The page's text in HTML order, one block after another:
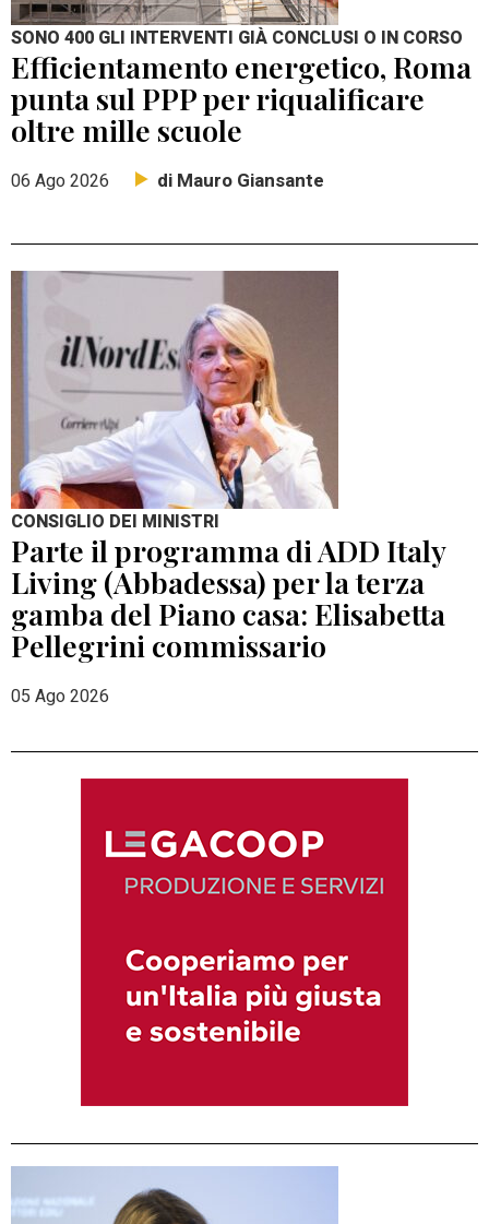
SONO 400 GLI INTERVENTI GIÀ CONCLUSI O IN CORSO
Efficientamento energetico, Roma
punta sul PPP per riqualificare
oltre mille scuole
06 Ago 2026 di Mauro Giansante
CONSIGLIO DEI MINISTRI
Parte il programma di ADD Italy
Living (Abbadessa) per la terza
gamba del Piano casa: Elisabetta
Pellegrini commissario
05 Ago 2026